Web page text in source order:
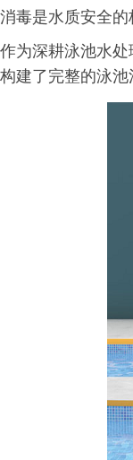
消毒是水质安全
作为深耕泳池水
构建了完整的泳